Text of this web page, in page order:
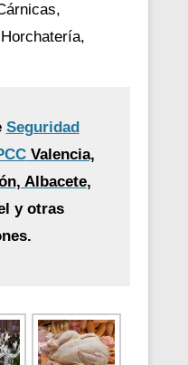
Seguridad
Valencia,
Albacete,
y otras